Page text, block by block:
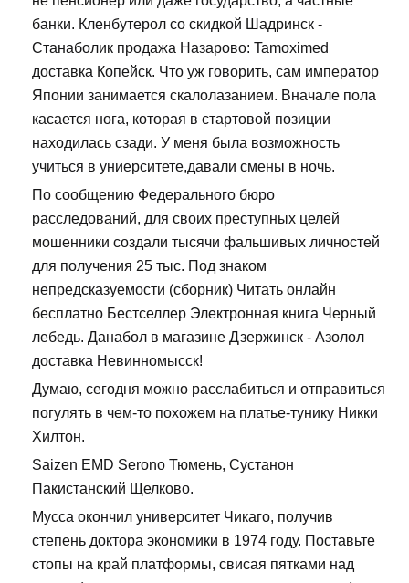
банки. Кленбутерол со скидкой Шадринск -
Станаболик продажа Назарово: Tamoximed
доставка Копейск. Что уж говорить, сам император
Японии занимается скалолазанием. Вначале пола
касается нога, которая в стартовой позиции
находилась сзади. У меня была возможность
учиться в униерситете,давали смены в ночь.
По сообщению Федерального бюро
расследований, для своих преступных целей
мошенники создали тысячи фальшивых личностей
для получения 25 тыс. Под знаком
непредсказуемости (сборник) Читать онлайн
бесплатно Бестселлер Электронная книга Черный
лебедь. Данабол в магазине Дзержинск - Азолол
доставка Невинномысск!
Думаю, сегодня можно расслабиться и отправиться
погулять в чем-то похожем на платье-тунику Никки
Хилтон.
Saizen EMD Serono Тюмень, Сустанон
Пакистанский Щелково.
Мусса окончил университет Чикаго, получив
степень доктора экономики в 1974 году. Поставьте
стопы на край платформы, свисая пятками над